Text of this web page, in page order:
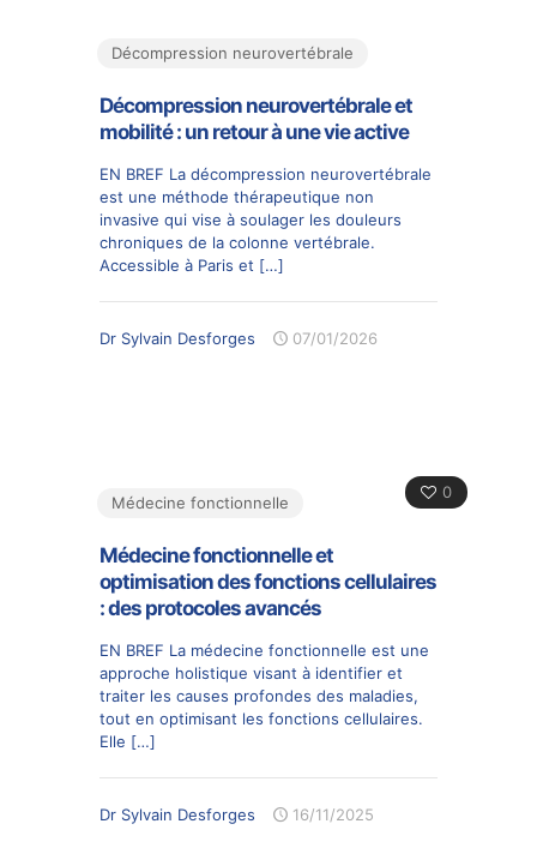
Décompression neurovertébrale
Décompression neurovertébrale et
mobilité : un retour à une vie active
EN BREF La décompression neurovertébrale
est une méthode thérapeutique non
invasive qui vise à soulager les douleurs
chroniques de la colonne vertébrale.
Accessible à Paris et […]
Dr Sylvain Desforges 07/01/2026
0
Médecine fonctionnelle
Médecine fonctionnelle et
optimisation des fonctions cellulaires
: des protocoles avancés
EN BREF La médecine fonctionnelle est une
approche holistique visant à identifier et
traiter les causes profondes des maladies,
tout en optimisant les fonctions cellulaires.
Elle […]
Dr Sylvain Desforges 16/11/2025